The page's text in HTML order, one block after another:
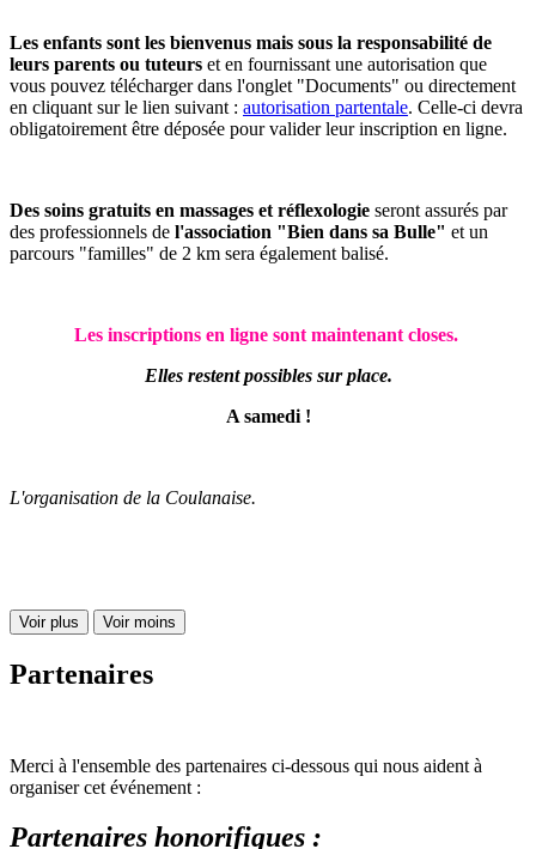
Les enfants sont les bienvenus mais sous la responsabilité de
leurs parents ou tuteurs et en fournissant une autorisation que
vous pouvez télécharger dans l'onglet "Documents" ou directement
en cliquant sur le lien suivant : autorisation partentale. Celle-ci devra
obligatoirement être déposée pour valider leur inscription en ligne.
Des soins gratuits en massages et réflexologie seront assurés par
des professionnels de l'association "Bien dans sa Bulle" et un
parcours "familles" de 2 km sera également balisé.
Les inscriptions en ligne sont maintenant closes.
Elles restent possibles sur place.
A samedi !
L'organisation de la Coulanaise.
Voir plus Voir moins
Partenaires
Merci à l'ensemble des partenaires ci-dessous qui nous aident à
organiser cet événement :
Partenaires honorifiques :